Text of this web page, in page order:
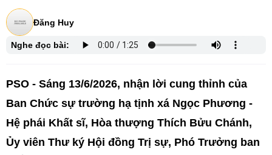
Đăng Huy
Nghe đọc bài:
PSO - Sáng 13/6/2026, nhận lời cung thỉnh của
Ban Chức sự trường hạ tịnh xá Ngọc Phương -
Hệ phái Khất sĩ, Hòa thượng Thích Bửu Chánh,
Ủy viên Thư ký Hội đồng Trị sự, Phó Trưởng ban